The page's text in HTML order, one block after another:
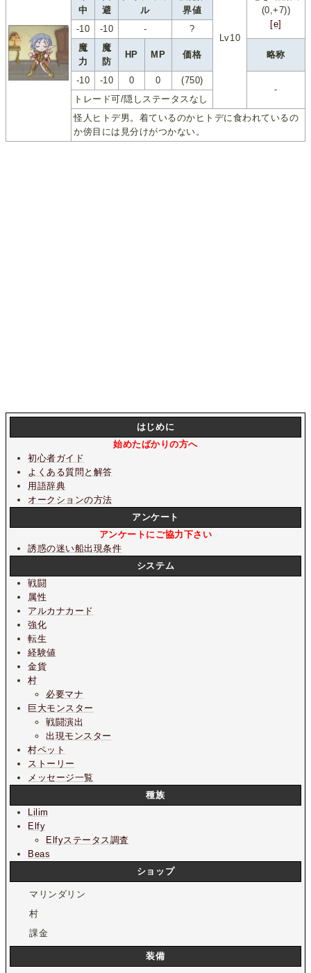
Lv10
(0,+7))
[e]
中
避
ル
界値
-10
-10 -
?
魔
力
魔
防
HP MP 価格 略称
-10 -10 0 0
(750)
-
トレード可/隠しステータスなし
怪人ヒトデ男。着ているのかヒトデに食われているの
か傍目には見分けがつかない。
はじめに
始めたばかりの方へ
初心者ガイド
よくある質問と解答
用語辞典
オークションの方法
アンケート
アンケートにご協力下さい
誘惑の迷い船出現条件
システム
戦闘
属性
アルカナカード
強化
転生
経験値
金貨
村
必要マナ
巨大モンスター
戦闘演出
出現モンスター
村ペット
ストーリー
メッセージ一覧
種族
Lilim
Elfy
Elfyステータス調査
Beas
ショップ
マリンダリン
村
課金
装備